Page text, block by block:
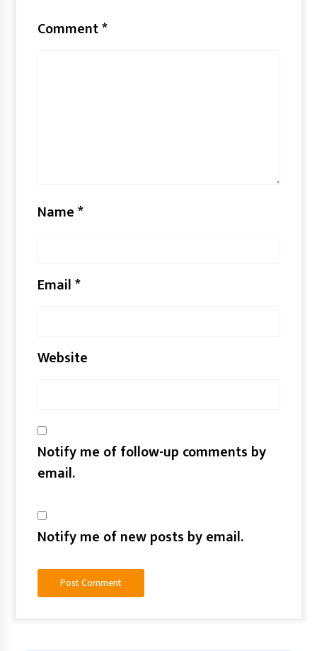
Comment*
Name*
Email*
Website
Notify me of follow-up comments by
email.
Notify me of new posts by email.